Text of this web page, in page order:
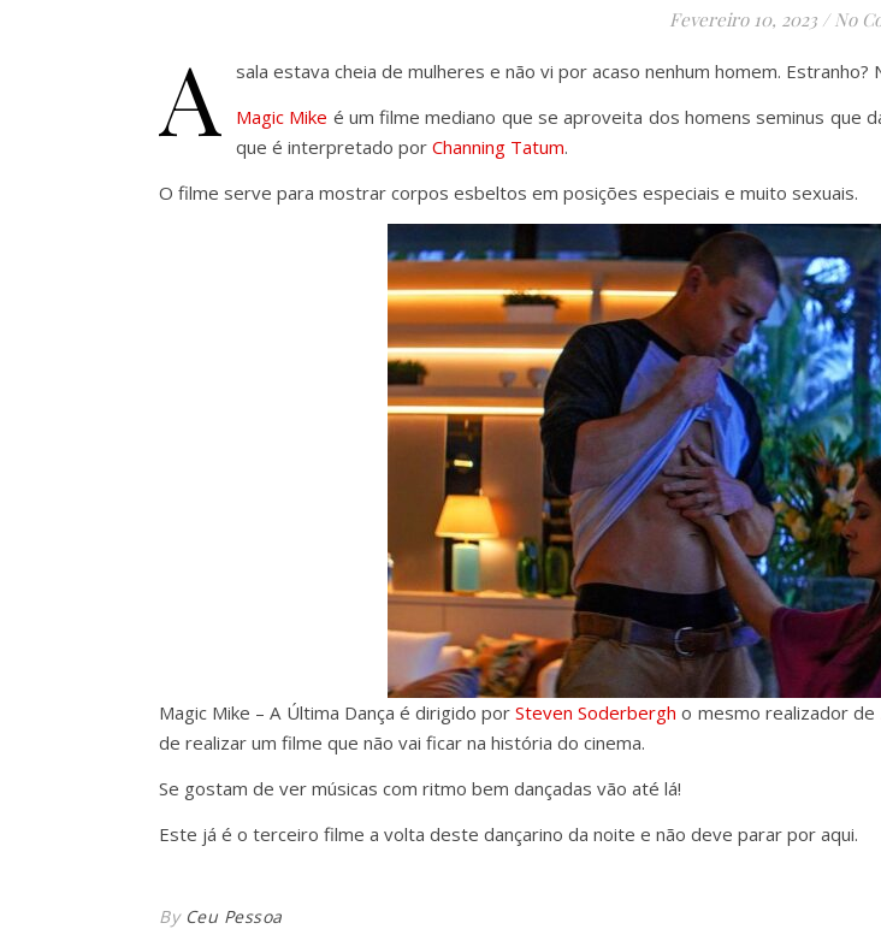
Fevereiro 10, 2023 / No
A
sala estava cheia de mulheres e não vi por acaso nenhum homem. Estranho?
Magic Mike é um filme mediano que se aproveita dos homens seminus que
que é interpretado por Channing Tatum.
O filme serve para mostrar corpos esbeltos em posições especiais e muito sexuais.
Magic Mike – A Última Dança é dirigido porSteven Soderbergh o mesmo realizador de
de realizar um filme que não vai ficar na história do cinema.
Se gostam de ver músicas com ritmo bem dançadas vão até lá!
Este já é o terceiro filme a volta deste dançarino da noite e não deve parar por aqui.
By Ceu Pessoa